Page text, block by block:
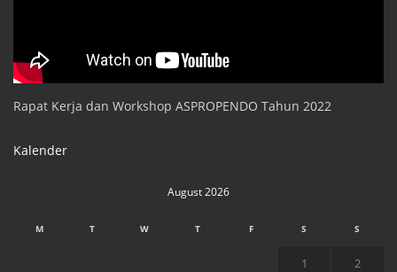
Rapat Kerja dan Workshop ASPROPENDO Tahun 2022
Kalender
August 2026
M T W T F S S
1 2